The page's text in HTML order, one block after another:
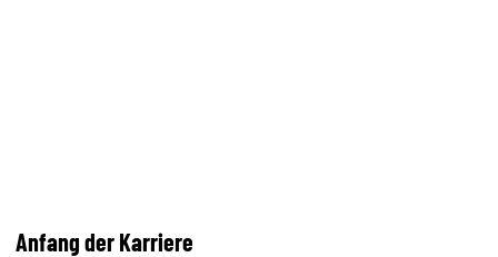
Anfang der Karriere